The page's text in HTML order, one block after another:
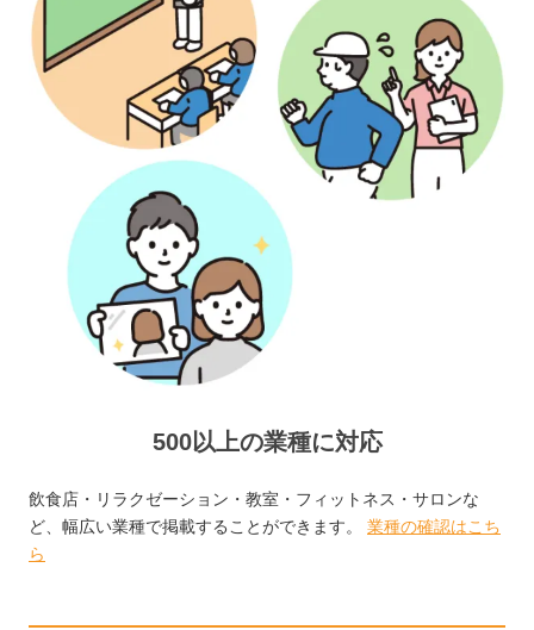
500以上の業種に対応
飲食店・リラクゼーション・教室・フィットネス・サロンな
ど、幅広い業種で掲載することができます。 業種の確認はこち
ら